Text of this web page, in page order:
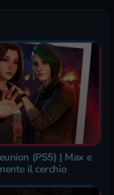
(PS5) | Max e
il cerchio